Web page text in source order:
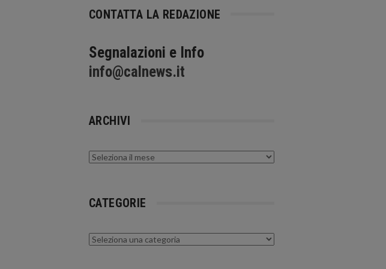
CONTATTA LA REDAZIONE
Segnalazioni e Info
info@calnews.it
ARCHIVI
Archivi
CATEGORIE
Categorie